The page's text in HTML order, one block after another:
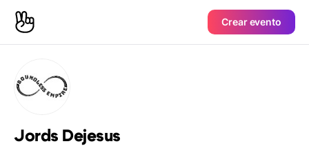
Crear evento
Jords Dejesus